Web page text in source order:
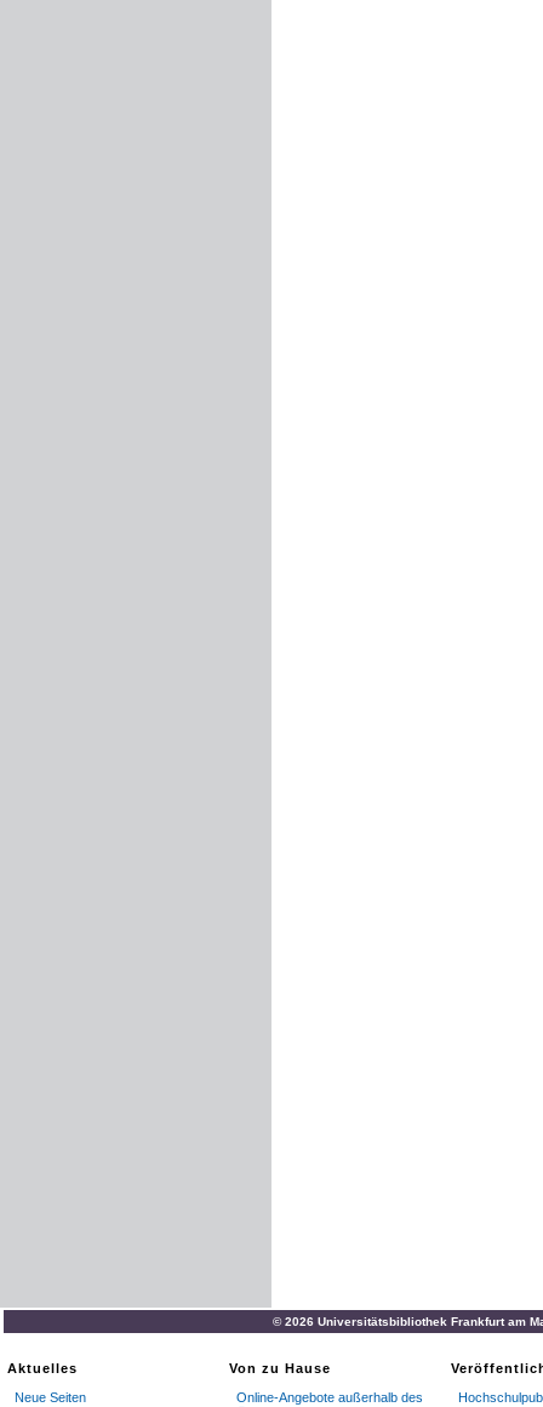
© 2026 Universitätsbibliothek Frankfurt am
Aktuelles
Neue Seiten
Von zu Hause
Online-Angebote außerhalb des